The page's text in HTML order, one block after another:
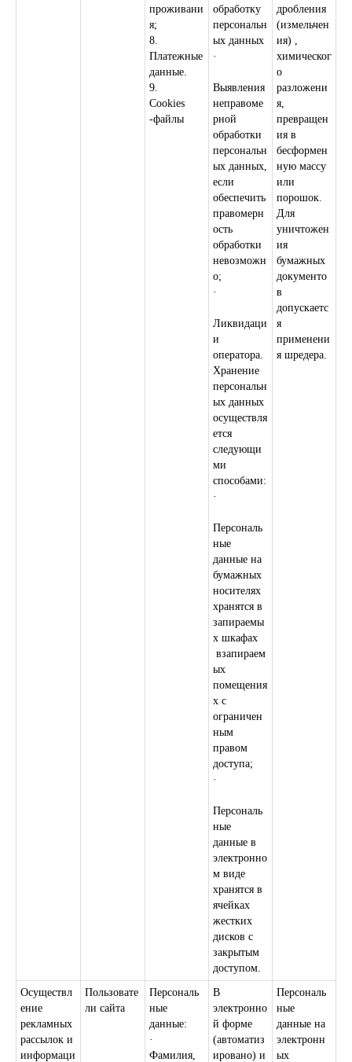
проживани
я;
8.
Платежные
данные.
9.
Cookies
-файлы
обработку
персональн
ых данных
·
Выявления
неправоме
рной
обработки
персональн
ых данных,
если
обеспечить
правомерн
ость
обработки
невозможн
о;
·
Ликвидаци
и
оператора.
Хранение
персональн
ых данных
осуществля
ется
следующи
ми
способами:
·
Персональ
ные
данные на
бумажных
носителях
хранятся в
запираемы
х шкафах
взапираем
ых
помещения
х с
ограничен
ным
правом
доступа;
·
Персональ
ные
данные в
электронно
м виде
хранятся в
ячейках
жестких
дисков с
закрытым
доступом.
дробления
(измельчен
ия) ,
химическог
о
разложени
я,
превращен
ия в
бесформен
ную массу
или
порошок.
Для
уничтожен
ия
бумажных
документо
в
допускаетс
я
применени
я шредера.
Осуществл
ение
рекламных
рассылок и
информаци
Пользовате
ли сайта
Персональ
ные
данные:
·
Фамилия,
В
электронно
й форме
(автоматиз
ировано) и
Персональ
ные
данные на
электронн
ых
Ресторан в Петропавловске‑Камчатском